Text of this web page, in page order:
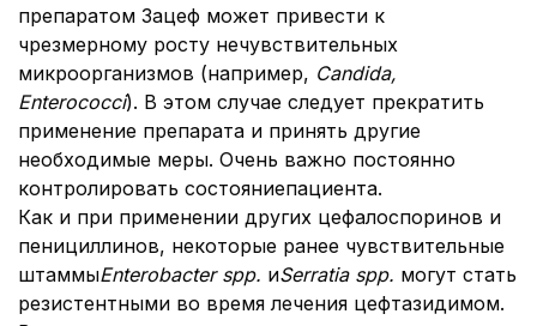
препаратом Зацеф может привести к
чрезмерному росту нечувствительных
микроорганизмов (например, Candida,
Enterococci). В этом случае следует прекратить
применение препарата и принять другие
необходимые меры. Очень важно постоянно
контролировать состояниепациента.
Как и при применении других цефалоспоринов и
пенициллинов, некоторые ранее чувствительные
штаммыEnterobacter spp. иSerratia spp. могут стать
резистентными во время лечения цефтазидимом.